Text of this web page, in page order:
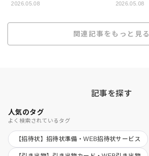
2026.05.08 2026.05.08
関連記事をもっと見る
記事を探す
人気のタグ
よく検索されているタグ
【招待状】招待状準備・WEB招待状サービス